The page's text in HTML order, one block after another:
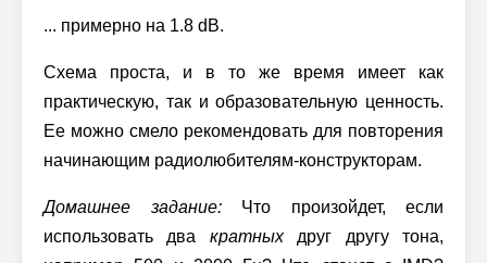
... примерно на 1.8 dB.
Схема проста, и в то же время имеет как
практическую, так и образовательную ценность.
Ее можно смело рекомендовать для повторения
начинающим радиолюбителям-конструкторам.
Домашнее задание:Что произойдет, если
использовать два кратныхдруг другу тона,